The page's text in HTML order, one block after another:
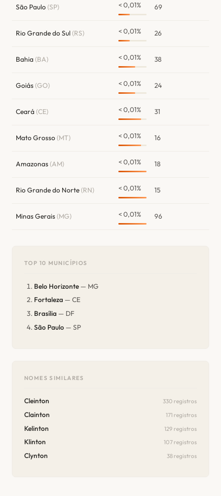
São Paulo(SP) < 0,01% 69
Rio Grande do Sul(RS) < 0,01% 26
Bahia (BA) < 0,01% 38
Goiás(GO) < 0,01% 24
Ceará (CE) < 0,01% 31
Mato Grosso(MT) < 0,01% 16
Amazonas(AM) < 0,01% 18
Rio Grande do Norte(RN) < 0,01% 15
Minas Gerais(MG) < 0,01% 96
TOP 10 MUNICÍPIOS
Belo Horizonte — MG
Fortaleza — CE
Brasília — DF
São Paulo — SP
NOMES SIMILARES
Cleinton 330 registros
Clainton 171 registros
Kelinton 129 registros
Klinton 107 registros
Clynton 38 registros